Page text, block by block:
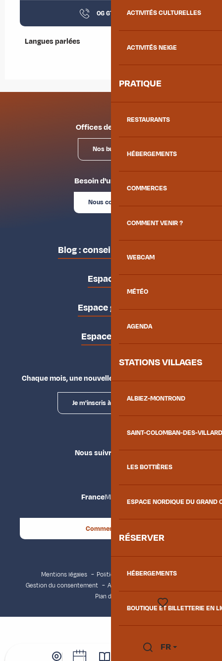
ACTIVITÉS CULTURELLES
ACTIVITÉS NEIGE
PRATIQUE
RESTAURANTS
HÉBERGEMENTS
COMMERCES
COMMENT VENIR ?
WEBCAM
MÉTÉO
AGENDA
STATIONS VILLAGES
ALBIEZ-MONTROND
SAINT-COLOMBAN-DES-
LES BOTTIÈRES
ESPACE NORDIQUE DU GRAND
RÉSERVER
HÉBERGEMENTS
BOUTIQUE ET BILLETTERIE EN
FR
06 67 14 16▒▒
Langues parlées
Langues parlées
Offices de tourisme
Nos bureaux
Besoin d'un conseil ?
Nous contacter
Blog : conseils des locaux
Espace pro
Espace groupes
Espace presse
Chaque mois, une nouvelle façon d'explorer la vallée.
Je m'inscris à la newsletter
Nous suivre
FranceMaurienne
Comment venir ?
Mentions légales
Politique de confidentialité
Gestion du consentement
Accessibilité : non conforme
Plan du site